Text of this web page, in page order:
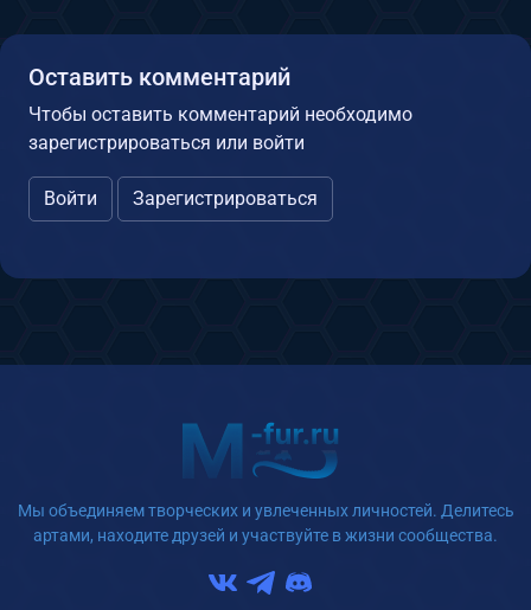
Оставить комментарий
Чтобы оставить комментарий необходимо
зарегистрироваться или войти
Войти Зарегистрироваться
Мы объединяем творческих и увлеченных личностей. Делитесь
артами, находите друзей и участвуйте в жизни сообщества.